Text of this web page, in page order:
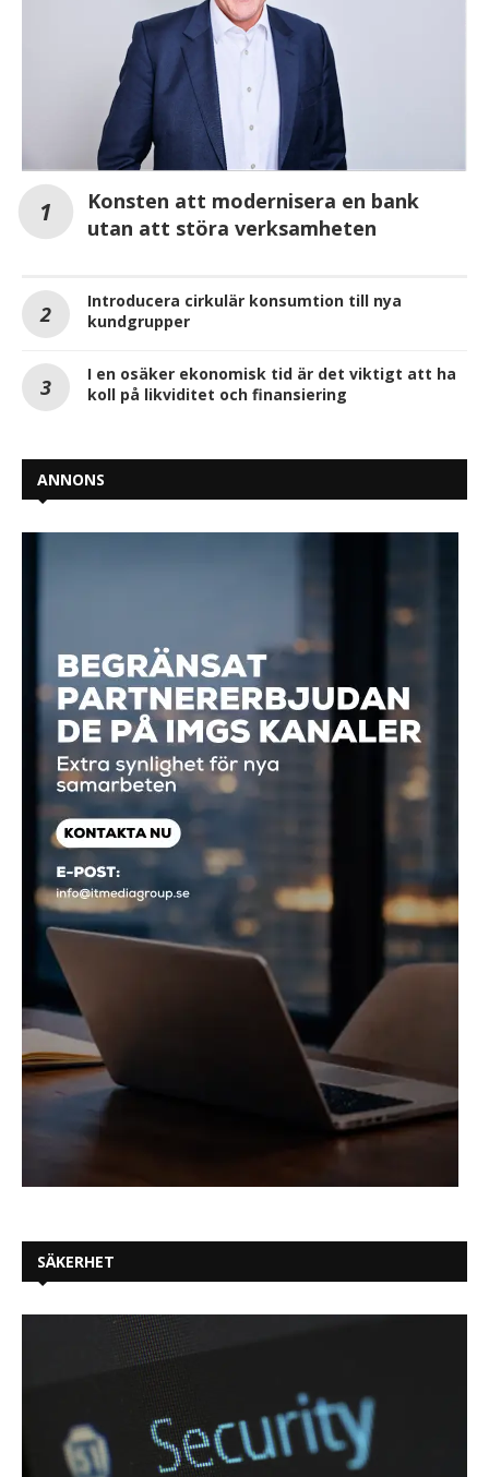
Konsten att modernisera en bank
utan att störa verksamheten
Introducera cirkulär konsumtion till nya
kundgrupper
I en osäker ekonomisk tid är det viktigt att ha
koll på likviditet och finansiering
ANNONS
SÄKERHET